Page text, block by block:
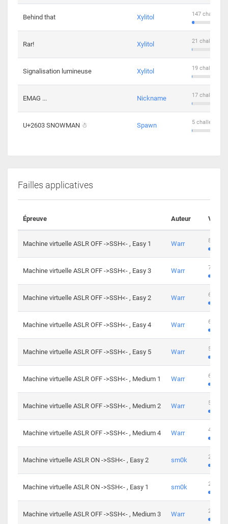
Behind that Xylitol 147
Rar! Xylitol 21
Signalisation lumineuse Xylitol 19
EMAG ... Nickname 17
U+2603 SNOWMAN ☃ Spawn 5 challengers
Failles applicatives
Épreuve Auteur
Machine virtuelle ASLR OFF ->SSH<- , Easy 1 Warr 801
Machine virtuelle ASLR OFF ->SSH<- , Easy 3 Warr 746
Machine virtuelle ASLR OFF ->SSH<- , Easy 2 Warr 681
Machine virtuelle ASLR OFF ->SSH<- , Easy 4 Warr 645
Machine virtuelle ASLR OFF ->SSH<- , Easy 5 Warr 561
Machine virtuelle ASLR OFF ->SSH<- , Medium 1 Warr 605
Machine virtuelle ASLR OFF ->SSH<- , Medium 2 Warr 509
Machine virtuelle ASLR OFF ->SSH<- , Medium 4 Warr 413
Machine virtuelle ASLR ON ->SSH<- , Easy 2 sm0k 247
Machine virtuelle ASLR ON ->SSH<- , Easy 1 sm0k 219
Machine virtuelle ASLR OFF ->SSH<- , Medium 3 Warr 280